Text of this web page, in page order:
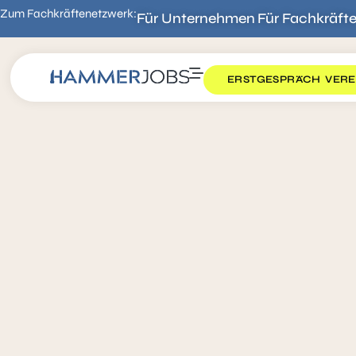
Zum Fachkräftenetzwerk:Für Unternehmen Für Fachkräfte
ERSTGESPRÄCH